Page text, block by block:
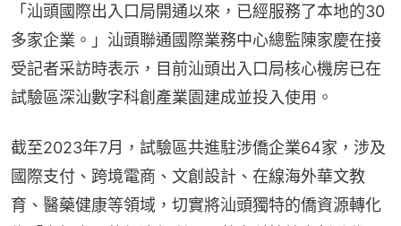
「汕頭國際出入口局開通以來，已經服務了本地的30
多家企業。」汕頭聯通國際業務中心總監陳家慶在接
受記者采訪時表示，目前汕頭出入口局核心機房已在
試驗區深汕數字科創產業園建成並投入使用。
截至2023年7月，試驗區共進駐涉僑企業64家，涉及
國際支付、跨境電商、文創設計、在線海外華文教
育、醫藥健康等領域，切實將汕頭獨特的僑資源轉化